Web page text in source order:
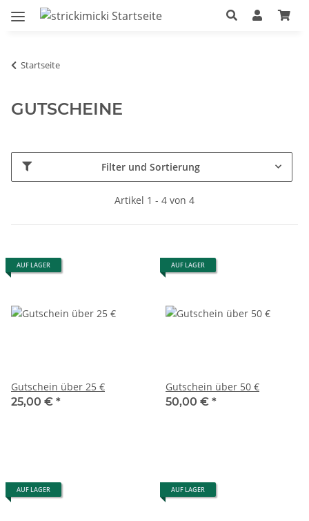
Startseite
GUTSCHEINE
Filter und Sortierung
Artikel 1 - 4 von 4
AUF LAGER
Gutschein über 25 €
25,00 € *
AUF LAGER
Gutschein über 50 €
50,00 € *
AUF LAGER AUF LAGER